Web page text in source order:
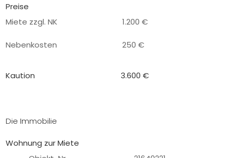
Preise
Miete zzgl. NK
1.200 €
Nebenkosten 250 €
Kaution 3.600 €
Die Immobilie
Wohnung zur Miete